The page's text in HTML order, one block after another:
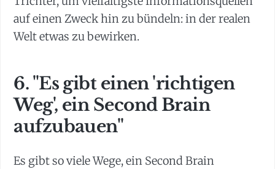
auf einen Zweck hin zu bündeln: in der realen
Welt etwas zu bewirken.
6. "Es gibt einen 'richtigen
Weg', ein Second Brain
aufzubauen"
Es gibt so viele Wege, ein Second Brain